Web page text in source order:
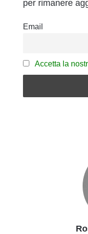
per rimanere
Email
Accetta la